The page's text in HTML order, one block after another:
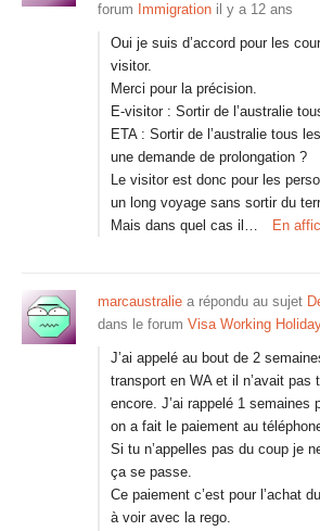
forum Immigration il y a 12 ans
Oui je suis d’accord pour les
visitor.
Merci pour la précision.
E-visitor : Sortir de l’australie
ETA : Sortir de l’australie tous
une demande de prolongation ?
Le visitor est donc pour les
un long voyage sans sortir du
Mais dans quel cas il…
En
marcaustralie a répondu au sujet
dans le forum Visa Working
J’ai appelé au bout de 2
transport en WA et il n’avait pas
encore. J’ai rappelé 1 semaines
on a fait le paiement au
Si tu n’appelles pas du coup je
ça se passe.
Ce paiement c’est pour l’achat
à voir avec la rego.